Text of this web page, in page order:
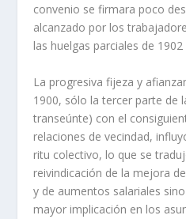
convenio se firmara poco
alcanzado por los
las huelgas parciales de
La progresiva fijeza y
1900, sólo la tercer parte de
transeúnte) con el
relaciones de vecindad,
ritu colectivo, lo que se
reivindicación de la mejora
y de aumentos salariales
mayor implicación en los